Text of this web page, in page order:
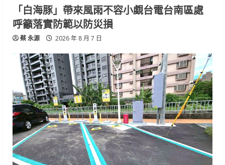
「白海豚」帶來風雨不容小覷台電台南區處
呼籲落實防範以防災損
蔡 永源 2026 年 8 月 7 日